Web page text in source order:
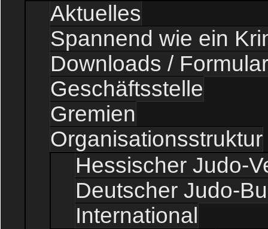
Aktuelles
Spannend wie ein
Downloads /
Geschäftsstelle
Gremien
Organisationsstruktur
Hessischer Judo-
Deutscher Judo-
International